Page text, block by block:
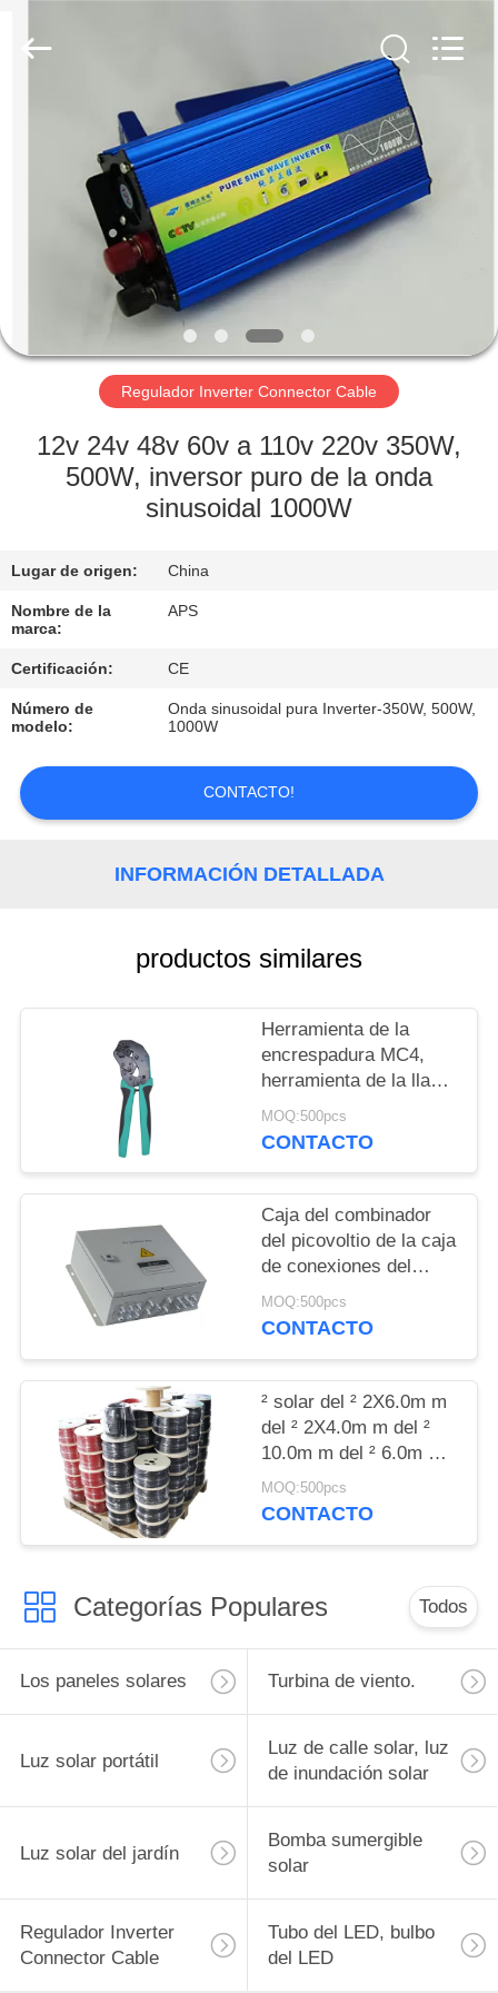
HOGAR
PRODUCTOS
SOBRE
NOSOTROS
VIAJE
FÁBRICA
DE
CALIDAD
EN
CONTACTO
CON
Regulador Inverter Connector Cable
12v 24v 48v 60v a 110v 220v 350W,
500W, inversor puro de la onda
sinusoidal 1000W
Lugar de origen: China
Nombre de la
marca:
APS
Certificación: CE
Número de
modelo:
Onda sinusoidal pura Inverter-350W, 500W,
1000W
CONTACTO!
INFORMACIÓN DETALLADA
productos similares
Herramienta de la
encrespadura MC4,
herramienta de la llave
inglesa MC4,
separador solar del
MOQ:500pcs
CONTACTO
Caja del combinador
del picovoltio de la caja
de conexiones del
combinador de
4/6/8/10/16 picovoltio
MOQ:500pcs
CONTACTO
² solar del ² 2X6.0m m
del ² 2X4.0m m del ²
10.0m m del ² 6.0m m
del ² 4.0m m del cable
2.5m m del TUV RoHS
MOQ:500pcs
CONTACTO
Categorías Populares Todos
Los paneles solares Turbina de viento.
Luz solar portátil
Luz de calle solar, luz
de inundación solar
Luz solar del jardín
Bomba sumergible
solar
Regulador Inverter
Connector Cable
Tubo del LED, bulbo
del LED